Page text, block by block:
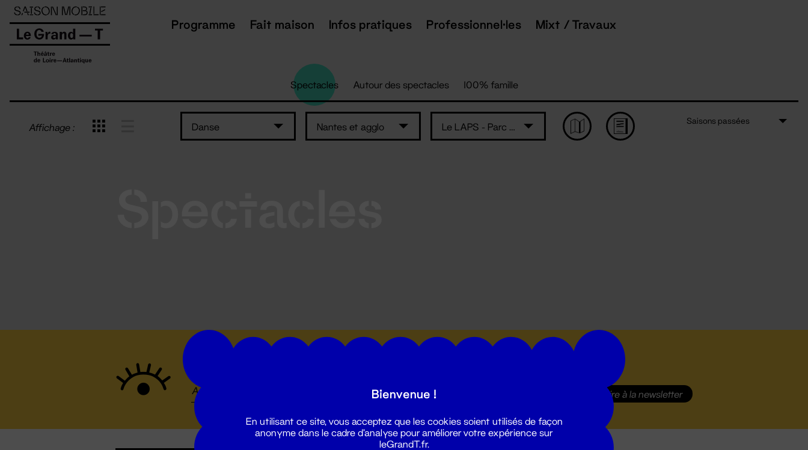
Programme Fait maison Infos pratiques Professionnel·les Mixt / Travaux
Spectacles Autour des spectacles 100% famille
Affichage : Danse Nantes et agglo Le LAPS - Parc des Expositions - Nantes
Saisons passées
S'inscrire à la newsletter
Panneau de gestion des cookies
Bienvenue !
En utilisant ce site, vous acceptez que les cookies soient utilisés de façon
anonyme dans le cadre d'analyse pour améliorer votre expérience sur
leGrandT.fr.